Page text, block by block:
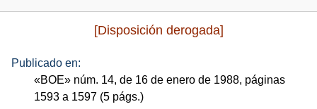
[Disposición derogada]
Publicado en:
«BOE» núm. 14, de 16 de enero de 1988, páginas
1593 a 1597 (5 págs.)